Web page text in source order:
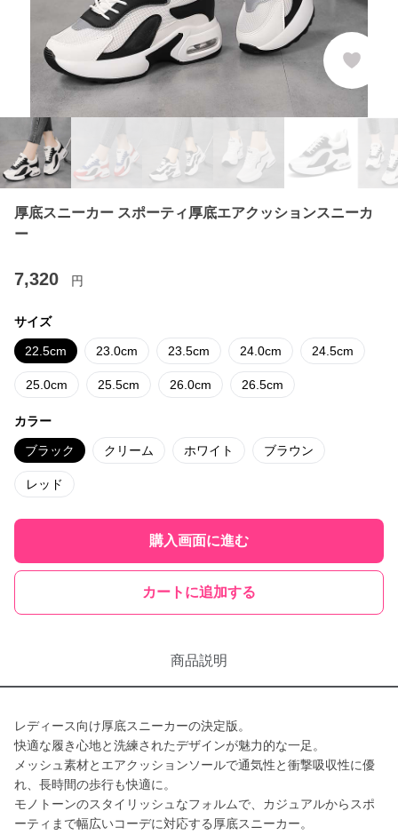
厚底スニーカー スポーティ厚底エアクッションスニーカ
ー
7,320 円
サイズ
22.5cm 23.0cm 23.5cm 24.0cm 24.5cm
25.0cm 25.5cm 26.0cm 26.5cm
カラー
ブラック クリーム ホワイト ブラウン
レッド
購入画面に進む
カートに追加する
商品説明
レディース向け厚底スニーカーの決定版。
快適な履き心地と洗練されたデザインが魅力的な一足。
メッシュ素材とエアクッションソールで通気性と衝撃吸収性に優
れ、長時間の歩行も快適に。
モノトーンのスタイリッシュなフォルムで、カジュアルからスポ
ーティまで幅広いコーデに対応する厚底スニーカー。